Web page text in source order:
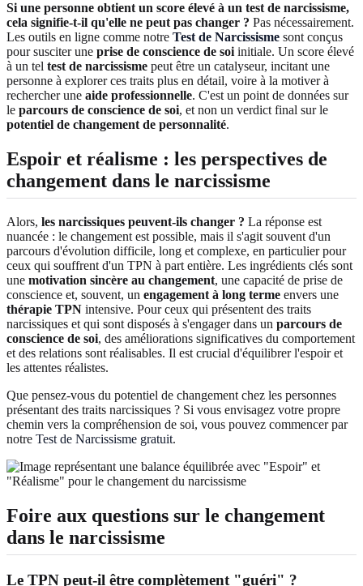
Si une personne obtient un score élevé à un test de narcissisme,
cela signifie-t-il qu'elle ne peut pas changer ? Pas nécessairement.
Les outils en ligne comme notre Test de Narcissisme sont conçus
pour susciter une prise de conscience de soi initiale. Un score élevé
à un tel test de narcissisme peut être un catalyseur, incitant une
personne à explorer ces traits plus en détail, voire à la motiver à
rechercher une aide professionnelle. C'est un point de données sur
le parcours de conscience de soi, et non un verdict final sur le
potentiel de changement de personnalité.
Espoir et réalisme : les perspectives de
changement dans le narcissisme
Alors, les narcissiques peuvent-ils changer ? La réponse est
nuancée : le changement est possible, mais il s'agit souvent d'un
parcours d'évolution difficile, long et complexe, en particulier pour
ceux qui souffrent d'un TPN à part entière. Les ingrédients clés sont
une motivation sincère au changement, une capacité de prise de
conscience et, souvent, un engagement à long terme envers une
thérapie TPN intensive. Pour ceux qui présentent des traits
narcissiques et qui sont disposés à s'engager dans un parcours de
conscience de soi, des améliorations significatives du comportement
et des relations sont réalisables. Il est crucial d'équilibrer l'espoir et
les attentes réalistes.
Que pensez-vous du potentiel de changement chez les personnes
présentant des traits narcissiques ? Si vous envisagez votre propre
chemin vers la compréhension de soi, vous pouvez commencer par
notre Test de Narcissisme gratuit.
Foire aux questions sur le changement
dans le narcissisme
Le TPN peut-il être complètement "guéri" ?